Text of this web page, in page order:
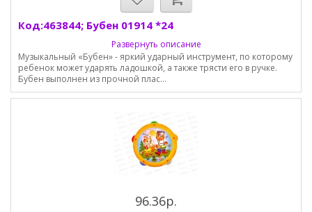
Код:463844; Бубен 01914 *24
Развернуть описание
Музыкальный «Бубен» - яркий ударный инструмент, по которому
ребенок может ударять ладошкой, а также трясти его в ручке.
Бубен выполнен из прочной плас...
96.36р.